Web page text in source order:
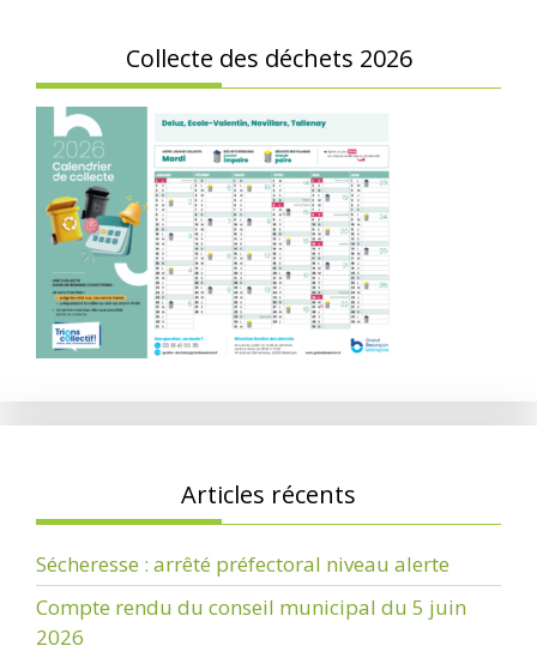
Collecte des déchets 2026
Articles récents
Sécheresse : arrêté préfectoral niveau alerte
Compte rendu du conseil municipal du 5 juin
2026